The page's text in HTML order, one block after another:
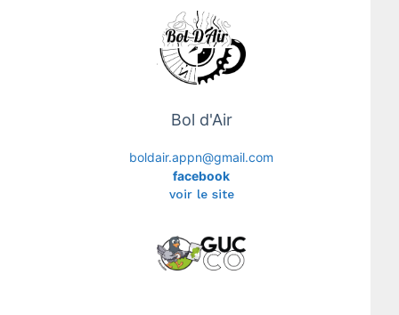
Bol d'Air
boldair.appn@gmail.com
facebook
voir le site